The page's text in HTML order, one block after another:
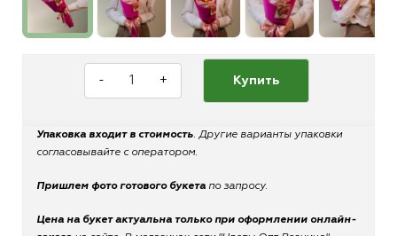
Упаковка входит в стоимость. Другие варианты упаковки
согласовывайте с оператором.
Пришлем фото готового букета по запросу.
Цена на букет актуальна только при оформлении онлайн-
+
- Купить